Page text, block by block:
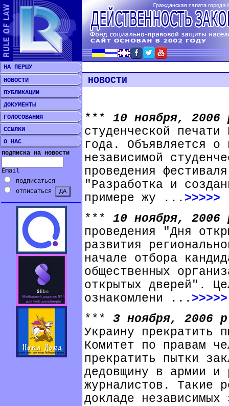
НА ПЕРШУ
НОВОСТИ
ПУБЛИКАЦИИ
ДОКУМЕНТЫ
ГОЛОСОВАНИЯ
ССЫЛКИ
О НАС
подписка на новости
Email
подписаться
отписаться
НОВОСТИ
*** 10 ноября,
студенческой
года. Объявляется о
независимой
проведения
"Разработка и
примере жу ... >>>>>
*** 10 ноября,
проведения "Дня
развития
начале отбора
общественных
открытых дверей".
ознакомлени ... >>>>>
*** 3 ноября, 2006
Украину прекратить
Комитет по правам
прекратить пытки
дедовщину в армии и
журналистов. Такие
докладе